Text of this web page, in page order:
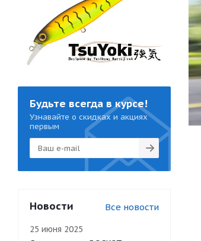
Будьте всегда в курсе!
Узнавайте о скидках и акциях
первым
Новости Все новости
25 июня 2025